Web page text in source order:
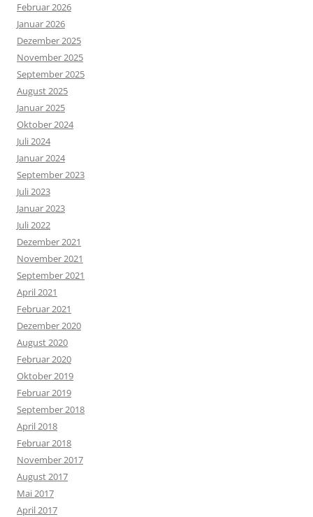
Februar 2026
Januar 2026
Dezember 2025
November 2025
September 2025
August 2025
Januar 2025
Oktober 2024
Juli 2024
Januar 2024
September 2023
Juli 2023
Januar 2023
Juli 2022
Dezember 2021
November 2021
September 2021
April 2021
Februar 2021
Dezember 2020
August 2020
Februar 2020
Oktober 2019
Februar 2019
September 2018
April 2018
Februar 2018
November 2017
August 2017
Mai 2017
April 2017